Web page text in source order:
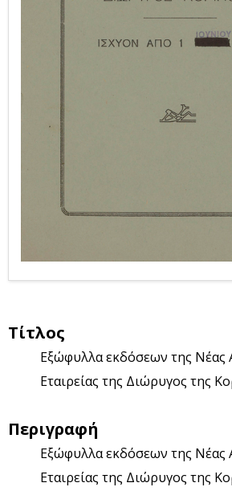
Τίτλος
Εξώφυλλα εκδόσεων της
Εταιρείας της Διώρυγος της
Περιγραφή
Εξώφυλλα εκδόσεων της
Εταιρείας της Διώρυγος της